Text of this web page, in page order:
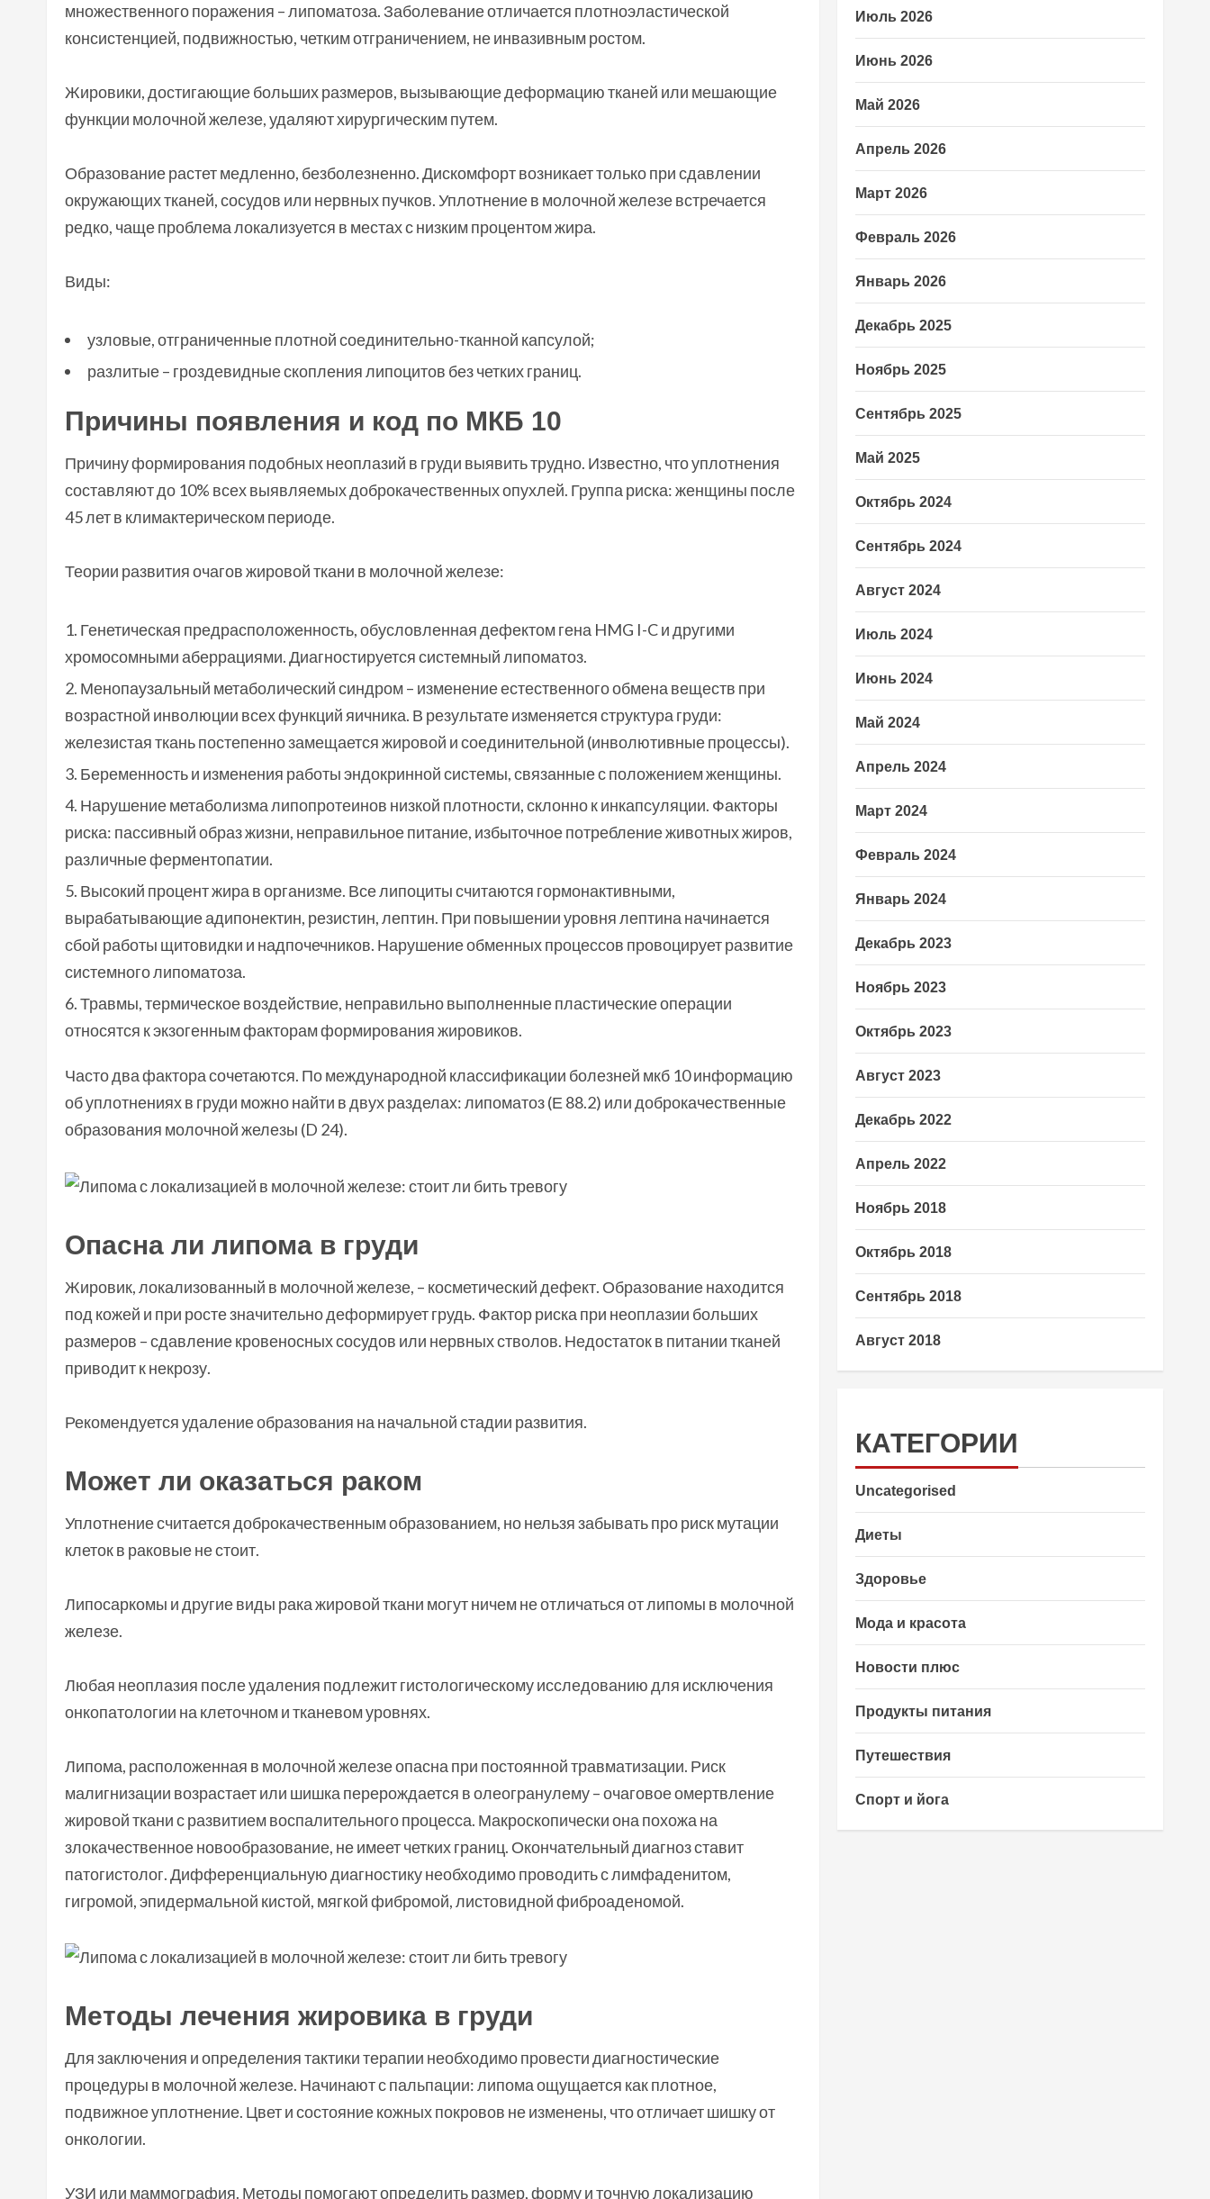
множественного поражения – липоматоза. Заболевание отличается плотноэластической
консистенцией, подвижностью, четким отграничением, не инвазивным ростом.
Жировики, достигающие больших размеров, вызывающие деформацию тканей или мешающие
функции молочной железе, удаляют хирургическим путем.
Образование растет медленно, безболезненно. Дискомфорт возникает только при сдавлении
окружающих тканей, сосудов или нервных пучков. Уплотнение в молочной железе встречается
редко, чаще проблема локализуется в местах с низким процентом жира.
Виды:
узловые, отграниченные плотной соединительно-тканной капсулой;
разлитые – гроздевидные скопления липоцитов без четких границ.
Причины появления и код по МКБ 10
Причину формирования подобных неоплазий в груди выявить трудно. Известно, что уплотнения
составляют до 10% всех выявляемых доброкачественных опухлей. Группа риска: женщины после
45 лет в климактерическом периоде.
Теории развития очагов жировой ткани в молочной железе:
Генетическая предрасположенность, обусловленная дефектом гена HMG I-C и другими
хромосомными аберрациями. Диагностируется системный липоматоз.
Менопаузальный метаболический синдром – изменение естественного обмена веществ при
возрастной инволюции всех функций яичника. В результате изменяется структура груди:
железистая ткань постепенно замещается жировой и соединительной (инволютивные процессы).
Беременность и изменения работы эндокринной системы, связанные с положением женщины.
Нарушение метаболизма липопротеинов низкой плотности, склонно к инкапсуляции. Факторы
риска: пассивный образ жизни, неправильное питание, избыточное потребление животных жиров,
различные ферментопатии.
Высокий процент жира в организме. Все липоциты считаются гормонактивными,
вырабатывающие адипонектин, резистин, лептин. При повышении уровня лептина начинается
сбой работы щитовидки и надпочечников. Нарушение обменных процессов провоцирует развитие
системного липоматоза.
Травмы, термическое воздействие, неправильно выполненные пластические операции
относятся к экзогенным факторам формирования жировиков.
Часто два фактора сочетаются. По международной классификации болезней мкб 10 информацию
об уплотнениях в груди можно найти в двух разделах: липоматоз (Е 88.2) или доброкачественные
образования молочной железы (D 24).
Опасна ли липома в груди
Жировик, локализованный в молочной железе, – косметический дефект. Образование находится
под кожей и при росте значительно деформирует грудь. Фактор риска при неоплазии больших
размеров – сдавление кровеносных сосудов или нервных стволов. Недостаток в питании тканей
приводит к некрозу.
Рекомендуется удаление образования на начальной стадии развития.
Может ли оказаться раком
Уплотнение считается доброкачественным образованием, но нельзя забывать про риск мутации
клеток в раковые не стоит.
Липосаркомы и другие виды рака жировой ткани могут ничем не отличаться от липомы в молочной
железе.
Любая неоплазия после удаления подлежит гистологическому исследованию для исключения
онкопатологии на клеточном и тканевом уровнях.
Липома, расположенная в молочной железе опасна при постоянной травматизации. Риск
малигнизации возрастает или шишка перерождается в олеогранулему – очаговое омертвление
жировой ткани с развитием воспалительного процесса. Макроскопически она похожа на
злокачественное новообразование, не имеет четких границ. Окончательный диагноз ставит
патогистолог. Дифференциальную диагностику необходимо проводить с лимфаденитом,
гигромой, эпидермальной кистой, мягкой фибромой, листовидной фиброаденомой.
Методы лечения жировика в груди
Для заключения и определения тактики терапии необходимо провести диагностические
процедуры в молочной железе. Начинают с пальпации: липома ощущается как плотное,
подвижное уплотнение. Цвет и состояние кожных покровов не изменены, что отличает шишку от
онкологии.
УЗИ или маммография. Методы помогают определить размер, форму и точную локализацию
Июль 2026
Июнь 2026
Май 2026
Апрель 2026
Март 2026
Февраль 2026
Январь 2026
Декабрь 2025
Ноябрь 2025
Сентябрь 2025
Май 2025
Октябрь 2024
Сентябрь 2024
Август 2024
Июль 2024
Июнь 2024
Май 2024
Апрель 2024
Март 2024
Февраль 2024
Январь 2024
Декабрь 2023
Ноябрь 2023
Октябрь 2023
Август 2023
Декабрь 2022
Апрель 2022
Ноябрь 2018
Октябрь 2018
Сентябрь 2018
Август 2018
КАТЕГОРИИ
Uncategorised
Диеты
Здоровье
Мода и красота
Новости плюс
Продукты питания
Путешествия
Спорт и йога